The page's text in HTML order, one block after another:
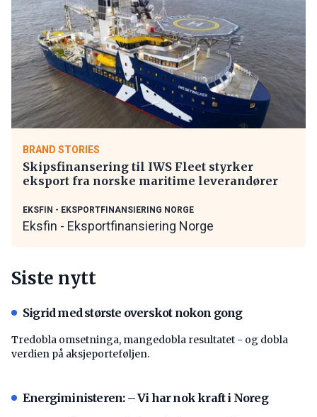
BRAND STORIES
Skipsfinansering til IWS Fleet styrker
eksport fra norske maritime leverandører
EKSFIN - EKSPORTFINANSIERING NORGE
Eksfin - Eksportfinansiering Norge
Siste nytt
Sigrid med største overskot nokon gong
Tredobla omsetninga, mangedobla resultatet - og dobla
verdien på aksjeporteføljen.
Energiministeren: – Vi har nok kraft i Noreg